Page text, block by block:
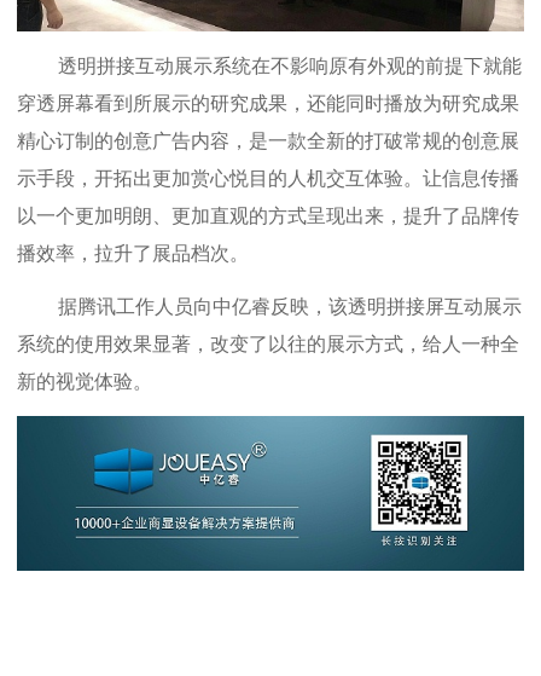
透明拼接互动展示系统在不影响原有外观的前提下就能
穿透屏幕看到所展示的研究成果，还能同时播放为研究成果
精心订制的创意广告内容，是一款全新的打破常规的创意展
示手段，开拓出更加赏心悦目的人机交互体验。让信息传播
以一个更加明朗、更加直观的方式呈现出来，提升了品牌传
播效率，拉升了展品档次。
据腾讯工作人员向中亿睿反映，该透明拼接屏互动展示
系统的使用效果显著，改变了以往的展示方式，给人一种全
新的视觉体验。